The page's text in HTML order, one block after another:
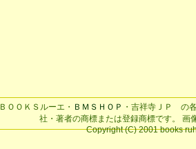
ＢＯＯＫＳルーエ・ ＢＭＳＨＯＰ ・吉祥寺ＪＰ の
社・著者の商標または登録商標です。 画
Copyright (C) 2001 books